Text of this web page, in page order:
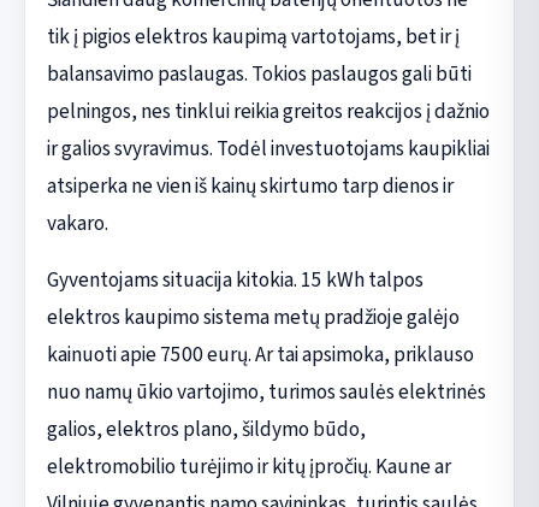
tik į pigios elektros kaupimą vartotojams, bet ir į
balansavimo paslaugas. Tokios paslaugos gali būti
pelningos, nes tinklui reikia greitos reakcijos į dažnio
ir galios svyravimus. Todėl investuotojams kaupikliai
atsiperka ne vien iš kainų skirtumo tarp dienos ir
vakaro.
Gyventojams situacija kitokia. 15 kWh talpos
elektros kaupimo sistema metų pradžioje galėjo
kainuoti apie 7500 eurų. Ar tai apsimoka, priklauso
nuo namų ūkio vartojimo, turimos saulės elektrinės
galios, elektros plano, šildymo būdo,
elektromobilio turėjimo ir kitų įpročių. Kaune ar